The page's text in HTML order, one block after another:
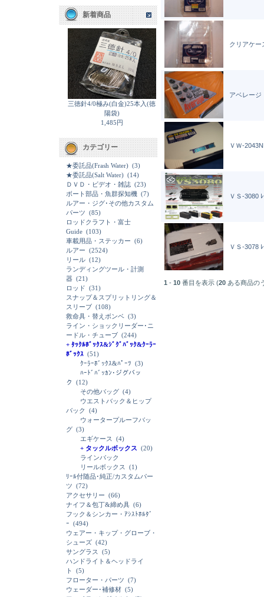
新着商品
三徳針4/0極み(白金)25本入(徳
陽袋)
1,485円
カテゴリー
★委託品(Frash Water) (3)
★委託品(Salt Water) (14)
ＤＶＤ・ビデオ・雑誌 (23)
ボート部品・魚群探知機 (7)
ルアー・ジグ･その他カスタム
パーツ (85)
ロッドクラフト・富士
Guide (103)
車載用品・ステッカー (6)
ルアー (2524)
リール (12)
ランディングツール・計測
器 (21)
ロッド (31)
スナップ＆スプリットリング＆
スリーブ (108)
救命具・替えボンベ (3)
ライン・ショックリーダー･ニ
ードル・チューブ (244)
+ ﾀｯｸﾙﾎﾞｯｸｽ&ｼﾞｸﾞﾊﾞｯｸ&ｸｰﾗｰ
ﾎﾞｯｸｽ (51)
ｸｰﾗｰﾎﾞｯｸｽ&ﾊﾟｰﾂ (3)
ﾊｰﾄﾞﾊﾞｯｶﾝ･ジグバッ
ク
(12)
その他バッグ (4)
ウエストバック＆ヒップ
バック
(4)
ウォータープルーフバッ
グ (3)
エギケース
(4)
+ タックルボックス (20)
ラインバック
リールボックス
(1)
ﾘｰﾙ付随品･純正/カスタムパー
ツ (72)
アクセサリー (66)
ナイフ＆包丁&締め具 (6)
フック＆シンカー・ｱｼｽﾄﾎﾙﾀﾞ
ｰ (494)
ウェアー・キップ・グローブ・
シューズ (42)
サングラス
(5)
ハンドライト＆ヘッドライ
ト
(5)
フローター・パーツ (7)
ウェーダー･補修材 (5)
クリアケー
アベレー
ＶＷ-
ＶＳ-3080
ＶＳ-3078
1 - 10 番目を表示 (20 ある商品の